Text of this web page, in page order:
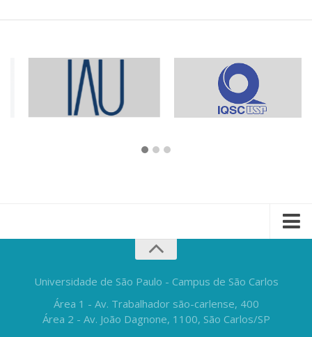
Universidade de São Paulo - Campus de São Carlos
Área 1 - Av. Trabalhador são-carlense, 400
Área 2 - Av. João Dagnone, 1100, São Carlos/SP